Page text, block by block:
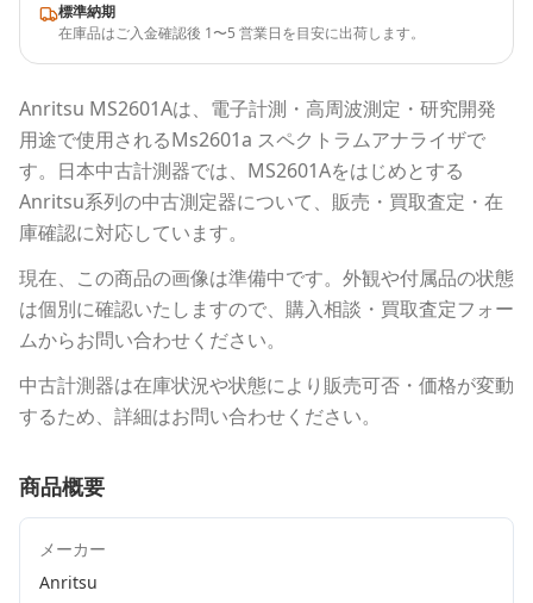
標準納期
在庫品はご入金確認後 1〜5 営業日を目安に出荷します。
Anritsu MS2601Aは、電子計測・高周波測定・研究開発
用途で使用されるMs2601a スペクトラムアナライザで
す。 日本中古計測器では、 MS2601Aをはじめとする
Anritsu系列の中古測定器について、販売・買取査定・在
庫確認に対応しています。
現在、この商品の画像は準備中です。外観や付属品の状態
は個別に確認いたしますので、購入相談・買取査定フォー
ムからお問い合わせください。
中古計測器は在庫状況や状態により販売可否・価格が変動
するため、詳細はお問い合わせください。
商品概要
メーカー
Anritsu